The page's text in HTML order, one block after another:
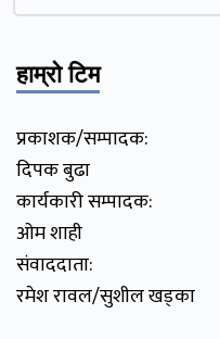
हाम्रो टिम
प्रकाशक/सम्पादक:
दिपक बुढा
कार्यकारी सम्पादक:
ओम शाही
संवाददाता:
रमेश रावल/सुशील खड्का